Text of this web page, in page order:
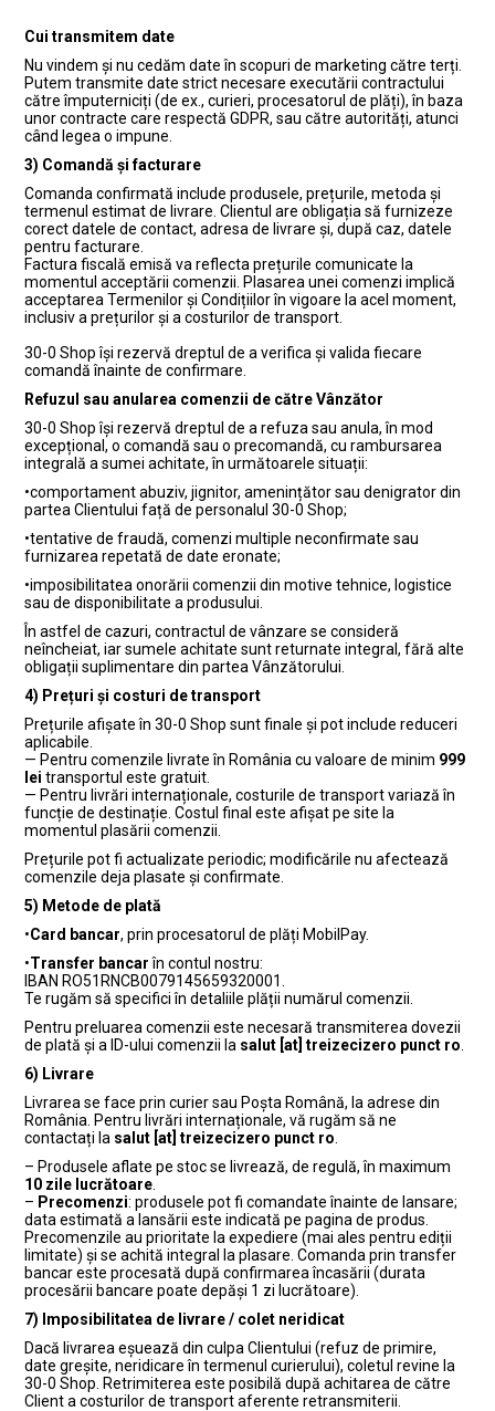
Cui transmitem date
Nu vindem și nu cedăm date în scopuri de marketing către terți.
Putem transmite date strict necesare executării contractului
către împuterniciți (de ex., curieri, procesatorul de plăți), în baza
unor contracte care respectă GDPR, sau către autorități, atunci
când legea o impune.
3) Comandă și facturare
Comanda confirmată include produsele, prețurile, metoda și
termenul estimat de livrare. Clientul are obligația să furnizeze
corect datele de contact, adresa de livrare și, după caz, datele
pentru facturare.
Factura fiscală emisă va reflecta prețurile comunicate la
momentul acceptării comenzii. Plasarea unei comenzi implică
acceptarea Termenilor și Condițiilor în vigoare la acel moment,
inclusiv a prețurilor și a costurilor de transport.
30-0 Shop își rezervă dreptul de a verifica și valida fiecare
comandă înainte de confirmare.
Refuzul sau anularea comenzii de către Vânzător
30-0 Shop își rezervă dreptul de a refuza sau anula, în mod
excepțional, o comandă sau o precomandă, cu rambursarea
integrală a sumei achitate, în următoarele situații:
•comportament abuziv, jignitor, amenințător sau denigrator din
partea Clientului față de personalul 30-0 Shop;
•tentative de fraudă, comenzi multiple neconfirmate sau
furnizarea repetată de date eronate;
•imposibilitatea onorării comenzii din motive tehnice, logistice
sau de disponibilitate a produsului.
În astfel de cazuri, contractul de vânzare se consideră
neîncheiat, iar sumele achitate sunt returnate integral, fără alte
obligații suplimentare din partea Vânzătorului.
4) Prețuri și costuri de transport
Prețurile afișate în 30-0 Shop sunt finale și pot include reduceri
aplicabile.
— Pentru comenzile livrate în România cu valoare de minim 999
lei transportul este gratuit.
— Pentru livrări internaționale, costurile de transport variază în
funcție de destinație. Costul final este afișat pe site la
momentul plasării comenzii.
Prețurile pot fi actualizate periodic; modificările nu afectează
comenzile deja plasate și confirmate.
5) Metode de plată
•Card bancar, prin procesatorul de plăți MobilPay.
•Transfer bancarîn contul nostru:
IBAN RO51RNCB0079145659320001.
Te rugăm să specifici în detaliile plății numărul comenzii.
Pentru preluarea comenzii este necesară transmiterea dovezii
de plată și a ID-ului comenzii la salut [at] treizecizero punct ro
6) Livrare
Livrarea se face prin curier sau Poșta Română, la adrese din
România. Pentru livrări internaționale, vă rugăm să ne
contactați la salut [at] treizecizero punct ro
– Produsele aflate pe stoc se livrează, de regulă, în maximum
10 zile lucrătoare
– Precomenzi: produsele pot fi comandate înainte de lansare;
data estimată a lansării este indicată pe pagina de produs.
Precomenzile au prioritate la expediere (mai ales pentru ediții
limitate) și se achită integral la plasare. Comanda prin transfer
bancar este procesată după confirmarea încasării (durata
procesării bancare poate depăși 1 zi lucrătoare).
7) Imposibilitatea de livrare / colet neridicat
Dacă livrarea eșuează din culpa Clientului (refuz de primire,
date greșite, neridicare în termenul curierului), coletul revine la
30-0 Shop. Retrimiterea este posibilă după achitarea de către
Client a costurilor de transport aferente retransmiterii.